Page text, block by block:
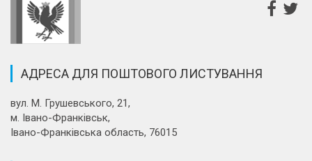
АДРЕСА ДЛЯ ПОШТОВОГО ЛИСТУВАННЯ
вул. М. Грушевського, 21,
м. Івано-Франківськ,
Івано-Франківська область, 76015